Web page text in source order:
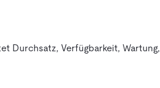
Durchsatz, Verfügbarkeit, Wartung,